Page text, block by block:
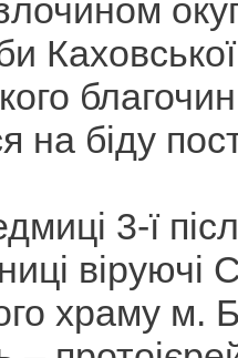
на біду
3-ї
віруючі
храму м.